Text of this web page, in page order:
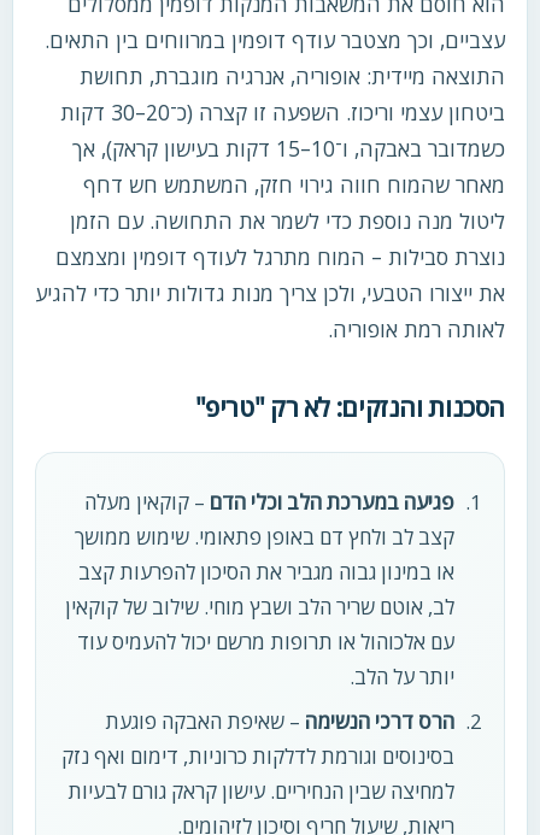
עצביים, וכך מצטבר עודף דופמין במרווחים בין התאים.
התוצאה מיידית: אופוריה, אנרגיה מוגברת, תחושת
ביטחון עצמי וריכוז. השפעה זו קצרה (כ־20–30 דקות
כשמדובר באבקה, ו־10–15 דקות בעישון קראק), אך
מאחר שהמוח חווה גירוי חזק, המשתמש חש דחף
ליטול מנה נוספת כדי לשמר את התחושה. עם הזמן
נוצרת סבילות – המוח מתרגל לעודף דופמין ומצמצם
את ייצורו הטבעי, ולכן צריך מנות גדולות יותר כדי להגיע
לאותה רמת אופוריה.
הסכנות והנזקים: לא רק "טריפ"
פגיעה במערכת הלב וכלי הדם – קוקאין מעלה
קצב לב ולחץ דם באופן פתאומי. שימוש ממושך
או במינון גבוה מגביר את הסיכון להפרעות קצב
לב, אוטם שריר הלב ושבץ מוחי. שילוב של קוקאין
עם אלכוהול או תרופות מרשם יכול להעמיס עוד
יותר על הלב.
הרס דרכי הנשימה – שאיפת האבקה פוגעת
בסינוסים וגורמת לדלקות כרוניות, דימום ואף נזק
למחיצה שבין הנחיריים. עישון קראק גורם לבעיות
ריאות, שיעול חריף וסיכון לזיהומים.